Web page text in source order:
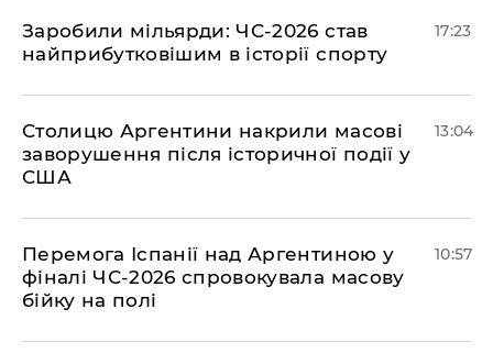
​Заробили мільярди: ЧС-2026 став
найприбутковішим в історії спорту
17:23
Столицю Аргентини накрили масові
заворушення після історичної події у
США
13:04
Перемога Іспанії над Аргентиною у
фіналі ЧС-2026 спровокувала масову
бійку на полі
10:57